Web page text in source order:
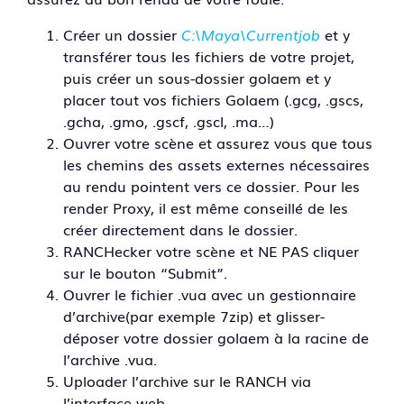
Créer un dossier C:\Maya\Currentjob et y
transférer tous les fichiers de votre projet,
puis créer un sous-dossier golaem et y
placer tout vos fichiers Golaem (.gcg, .gscs,
.gcha, .gmo, .gscf, .gscl, .ma…)
Ouvrer votre scène et assurez vous que tous
les chemins des assets externes nécessaires
au rendu pointent vers ce dossier. Pour les
render Proxy, il est même conseillé de les
créer directement dans le dossier.
RANCHecker votre scène et NE PAS cliquer
sur le bouton “Submit”.
Ouvrer le fichier .vua avec un gestionnaire
d’archive(par exemple 7zip) et glisser-
déposer votre dossier golaem à la racine de
l’archive .vua.
Uploader l’archive sur le RANCH via